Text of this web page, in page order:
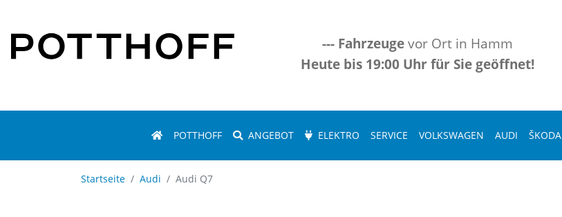
---Fahrzeugevor Ort in Hamm
Heute bis 19:00 Uhr für Sie geöffnet!
POTTHOFF ANGEBOT ELEKTRO SERVICE VOLKSWAGEN AUDI ŠKODA
Startseite Audi Audi Q7